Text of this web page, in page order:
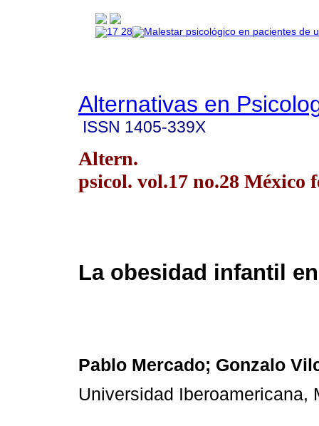
Alternativas en
ISSN 1405-339X
Altern.
psicol. vol.17 no.28 México
La obesidad infantil
Pablo Mercado; Gonzalo
Universidad Iberoamericana,